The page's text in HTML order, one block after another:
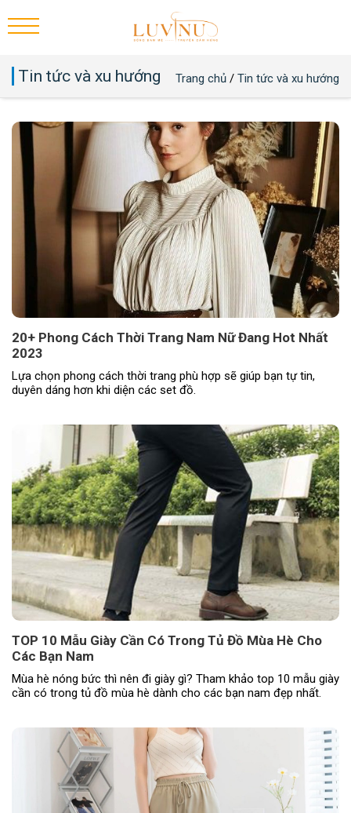
Tin tức và xu hướng Trang chủ / Tin tức và xu hướng
20+ Phong Cách Thời Trang Nam Nữ Đang Hot Nhất
2023
Lựa chọn phong cách thời trang phù hợp sẽ giúp bạn tự tin,
duyên dáng hơn khi diện các set đồ.
TOP 10 Mẫu Giày Cần Có Trong Tủ Đồ Mùa Hè Cho
Các Bạn Nam
Mùa hè nóng bức thì nên đi giày gì? Tham khảo top 10 mẫu giày
cần có trong tủ đồ mùa hè dành cho các bạn nam đẹp nhất.